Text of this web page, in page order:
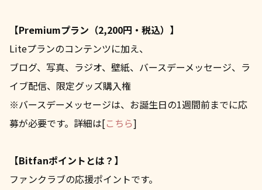
【Premiumプラン（2,200円・税込）】
Liteプランのコンテンツに加え、
ブログ、写真、ラジオ、壁紙、バースデーメッセージ、ラ
イブ配信、限定グッズ購入権
※バースデーメッセージは、お誕生日の1週間前までに応
募が必要です。詳細は[こちら]
【Bitfanポイントとは？】
ファンクラブの応援ポイントです。